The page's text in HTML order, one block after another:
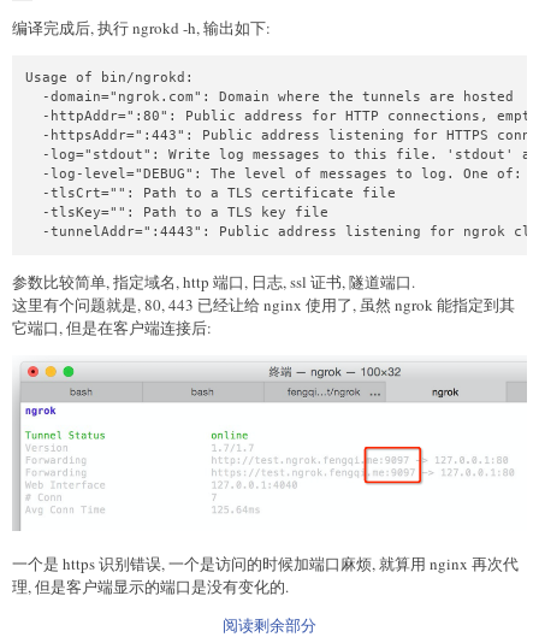
编译完成后, 执行 ngrokd -h, 输出如下:
Usage of bin/ngrokd:
  -domain="ngrok.com": Domain where the tunnels are hosted
-httpAddr=":80": Public address for HTTP connections,
-httpsAddr=":443": Public address listening for HTTPS
-log="stdout": Write log messages to this file. 'stdout'
-log-level="DEBUG": The level of messages to log. One of:
  -tlsCrt="": Path to a TLS certificate file
  -tlsKey="": Path to a TLS key file
-tunnelAddr=":4443": Public address listening for ngrok
参数比较简单, 指定域名, http 端口, 日志, ssl 证书, 隧道端口.
这里有个问题就是, 80, 443 已经让给 nginx 使用了, 虽然 ngrok 能指定到其
它端口, 但是在客户端连接后:
一个是 https 识别错误, 一个是访问的时候加端口麻烦, 就算用 nginx 再次代
理, 但是客户端显示的端口是没有变化的.
阅读剩余部分